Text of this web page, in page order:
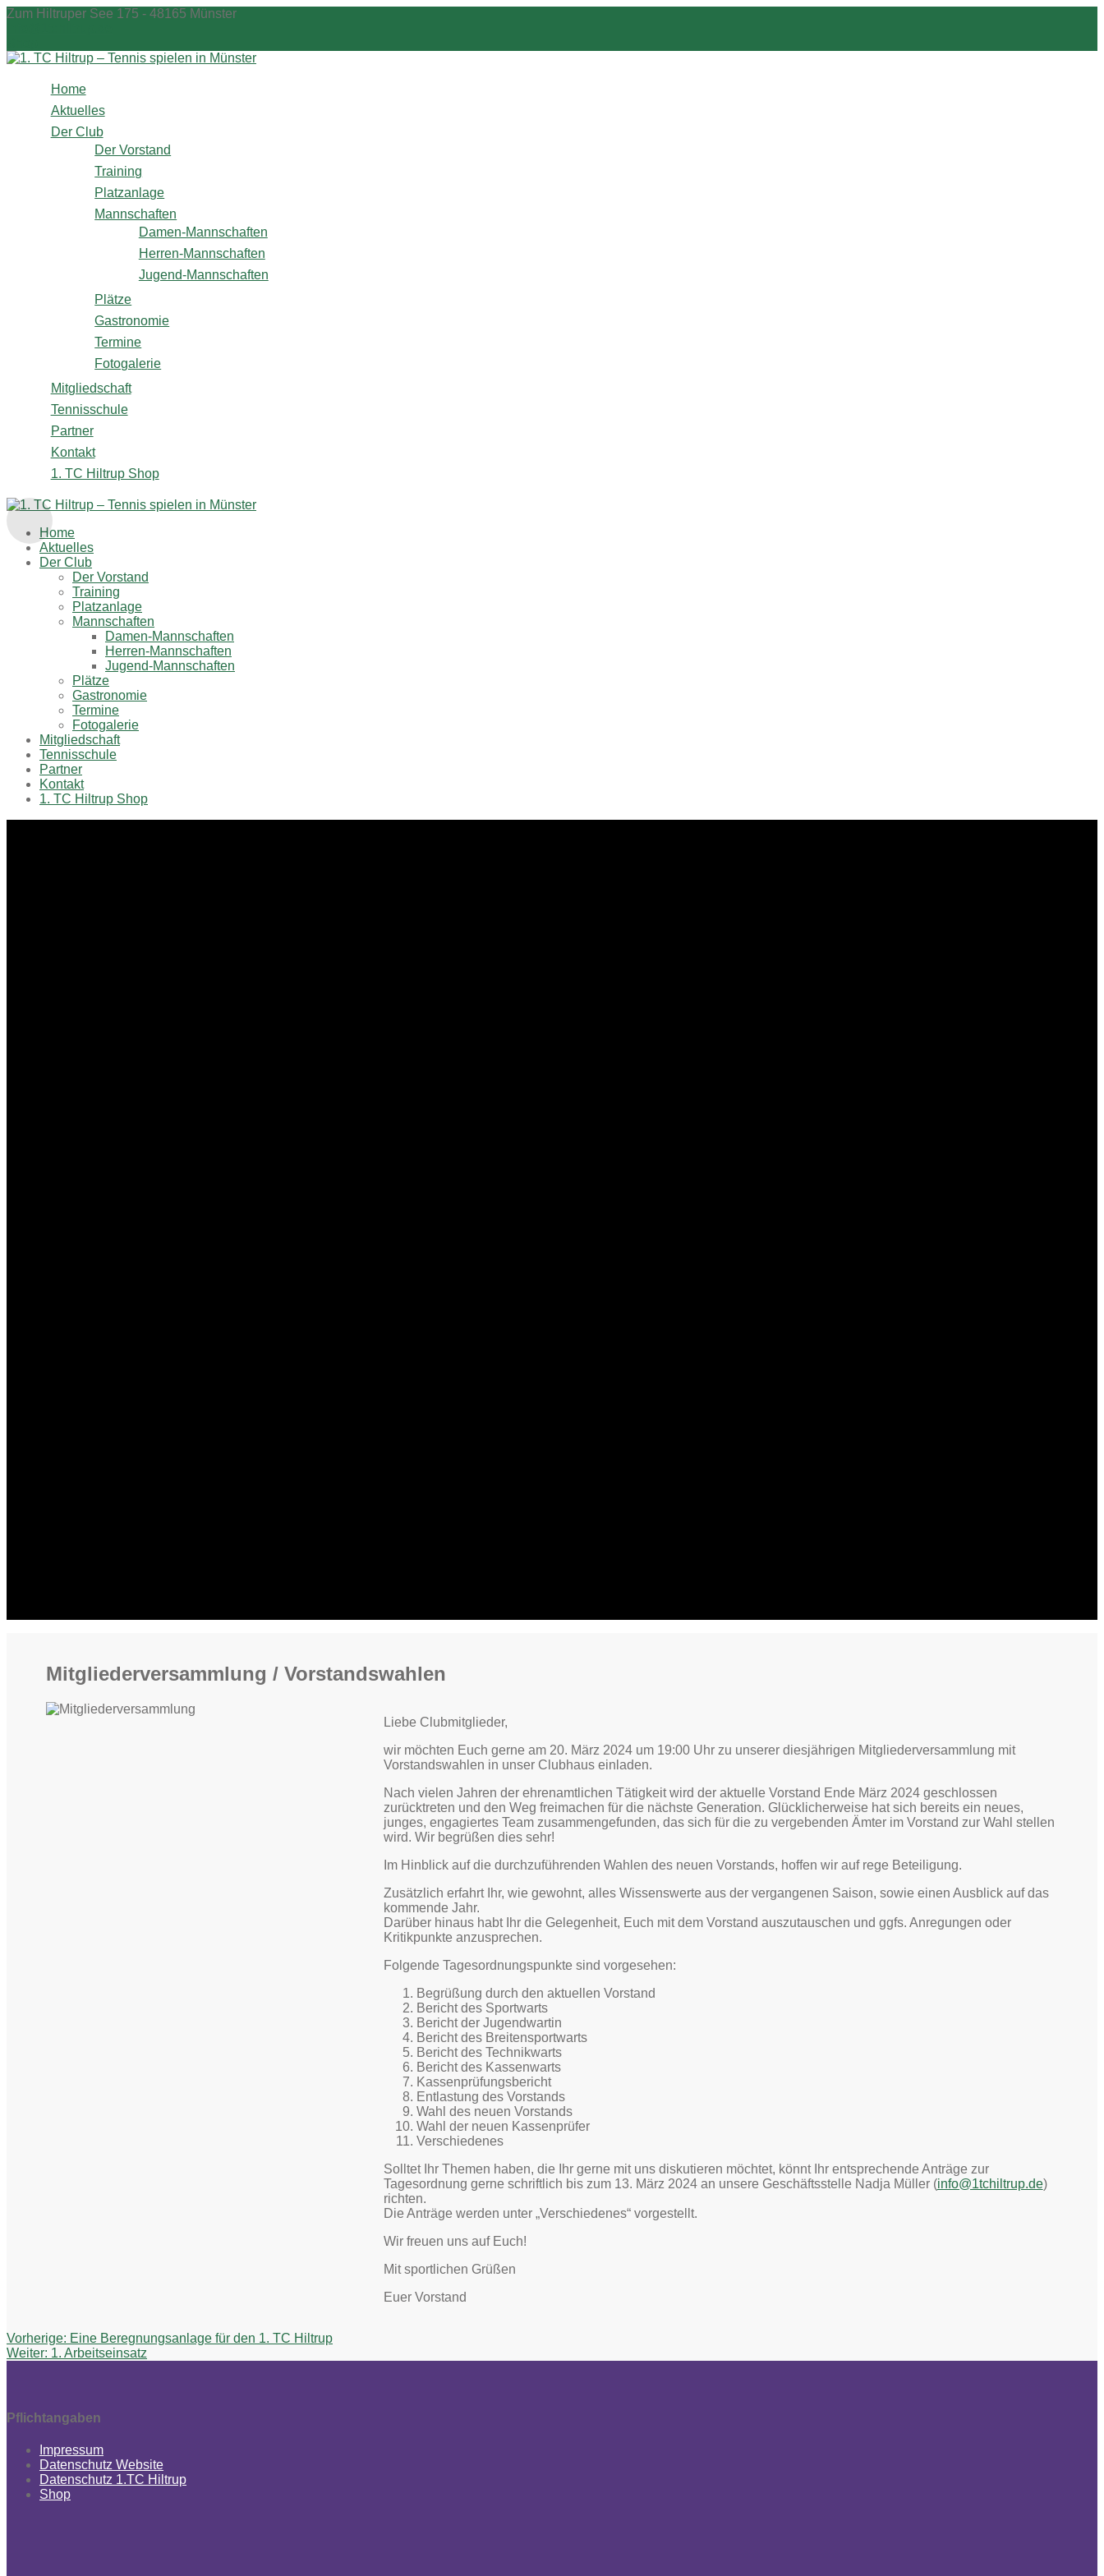
Zum
Zum Hiltruper See 175 - 48165 Münster
Home
Aktuelles
Der Club
Der Vorstand
Training
Platzanlage
Mannschaften
Damen-Mannschaften
Herren-Mannschaften
Jugend-Mannschaften
Plätze
Gastronomie
Termine
Fotogalerie
Mitgliedschaft
Tennisschule
Partner
Kontakt
1. TC Hiltrup Shop
Home
Aktuelles
Der Club
Der Vorstand
Training
Platzanlage
Mannschaften
Damen-Mannschaften
Herren-Mannschaften
Jugend-Mannschaften
Plätze
Gastronomie
Termine
Fotogalerie
Mitgliedschaft
Tennisschule
Partner
Kontakt
1. TC Hiltrup Shop
Mitgliederversammlung / Vorstandswahlen
Liebe Clubmitglieder,
wir möchten Euch gerne am 20. März 2024 um 19:00 Uhr zu unserer diesjährigen Mitgliederversammlung mit
Vorstandswahlen in unser Clubhaus einladen.
Nach vielen Jahren der ehrenamtlichen Tätigkeit wird der aktuelle Vorstand Ende März 2024 geschlossen
zurücktreten und den Weg freimachen für die nächste Generation. Glücklicherweise hat sich bereits ein neues,
junges, engagiertes Team zusammengefunden, das sich für die zu vergebenden Ämter im Vorstand zur Wahl stellen
wird. Wir begrüßen dies sehr!
Im Hinblick auf die durchzuführenden Wahlen des neuen Vorstands, hoffen wir auf rege Beteiligung.
Zusätzlich erfahrt Ihr, wie gewohnt, alles Wissenswerte aus der vergangenen Saison, sowie einen Ausblick auf das
kommende Jahr.
Darüber hinaus habt Ihr die Gelegenheit, Euch mit dem Vorstand auszutauschen und ggfs. Anregungen oder
Kritikpunkte anzusprechen.
Folgende Tagesordnungspunkte sind vorgesehen:
Begrüßung durch den aktuellen Vorstand
Bericht des Sportwarts
Bericht der Jugendwartin
Bericht des Breitensportwarts
Bericht des Technikwarts
Bericht des Kassenwarts
Kassenprüfungsbericht
Entlastung des Vorstands
Wahl des neuen Vorstands
Wahl der neuen Kassenprüfer
Verschiedenes
Solltet Ihr Themen haben, die Ihr gerne mit uns diskutieren möchtet, könnt Ihr entsprechende Anträge zur
Tagesordnung gerne schriftlich bis zum 13. März 2024 an unsere Geschäftsstelle Nadja Müller (info@1tchiltrup.de)
richten.
Die Anträge werden unter „Verschiedenes“ vorgestellt.
Wir freuen uns auf Euch!
Mit sportlichen Grüßen
Euer Vorstand
Beitragsnavigation
Vorherige: Vorheriger
Beitrag:
Eine Beregnungsanlage für den 1. TC Hiltrup
Weiter: Nächster
1. Arbeitseinsatz
Pflichtangaben
Impressum
Datenschutz Website
Datenschutz 1.TC Hiltrup
Shop